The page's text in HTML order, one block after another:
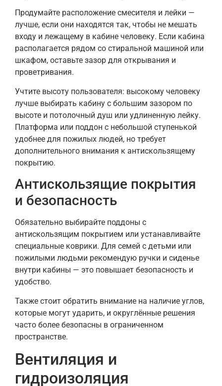
Продумайте расположение смесителя и лейки —
лучше, если они находятся так, чтобы не мешать
входу и лежащему в кабине человеку. Если кабина
располагается рядом со стиральной машиной или
шкафом, оставьте зазор для открывания и
проветривания.
Учтите высоту пользователя: высокому человеку
лучше выбирать кабину с большим зазором по
высоте и потолочный душ или удлиненную лейку.
Платформа или поддон с небольшой ступенькой
удобнее для пожилых людей, но требует
дополнительного внимания к антискользящему
покрытию.
Антискользящие покрытия
и безопасность
Обязательно выбирайте поддоны с
антискользящим покрытием или устанавливайте
специальные коврики. Для семей с детьми или
пожилыми людьми рекомендую ручки и сиденье
внутри кабины — это повышает безопасность и
удобство.
Также стоит обратить внимание на наличие углов,
которые могут ударить, и округлённые решения
часто более безопасны в ограниченном
пространстве.
Вентиляция и
гидроизоляция